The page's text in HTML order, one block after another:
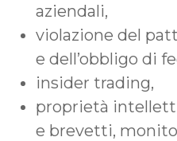
aziendali,
violazione del
e dell’obbligo di
insider trading,
proprietà
e brevetti,